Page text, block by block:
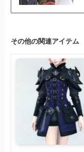
その他の関連アイテム